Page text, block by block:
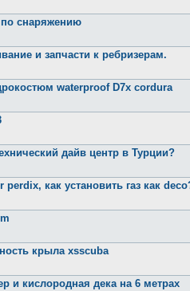
снаряжению
и запчасти к ребризерам.
waterproof D7x cordura
дайв центр в Турции?
perdix, как установить газ как
крыла xsscuba
и кислородная дека на 6 метрах